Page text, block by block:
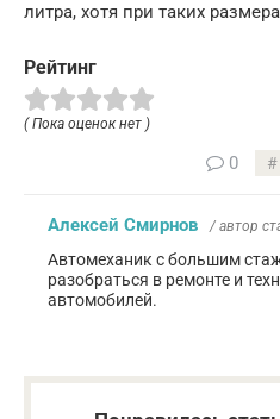
литра, хотя при таких
Рейтинг
( Пока оценок нет )
0
Алексей Смирнов / автор
Автомеханик с большим
разобраться в ремонте и
автомобилей.